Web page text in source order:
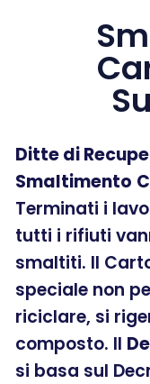
Ditte di
Smaltimento
Terminati i
tutti i rifiuti
smaltiti. Il
speciale non
riciclare, si
composto. Il
si basa sul